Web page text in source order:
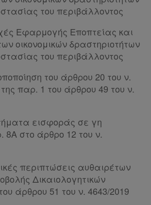
του περιβάλλοντος
Εφαρμογής Εποπτείας και
οικονομικών δραστηριοτήτων
του περιβάλλοντος
του άρθρου 20 του ν.
παρ. 1 του άρθρου 49 του ν.
εισφοράς σε γη
8Α στο άρθρο 12 του ν.
περιπτώσεις αυθαιρέτων
Δικαιολογητικών
άρθρου 51 του ν. 4643/2019